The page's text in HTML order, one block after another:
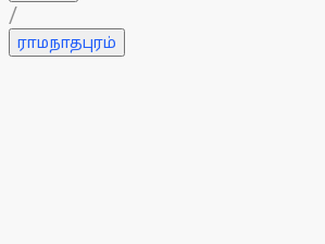
/
ராமநாதபுரம்